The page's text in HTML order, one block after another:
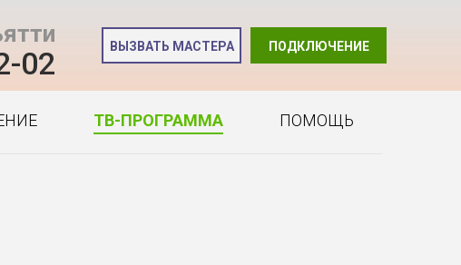
02 ПОДКЛЮЧЕНИЕ
ВЫЗВАТЬ МАСТЕРА
ТВ-ПРОГРАММА ПОМОЩЬ